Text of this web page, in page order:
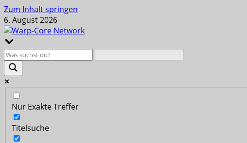
Zum Inhalt springen
6. August 2026
Nur Exakte Treffer
Titelsuche